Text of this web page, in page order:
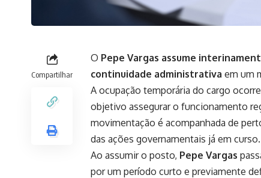
Compartilhar
O Pepe Vargas assume
continuidade administrativa em um
A ocupação temporária do cargo
objetivo assegurar o funcionamento
movimentação é acompanhada de
das ações governamentais já em curso.
Ao assumir o posto, Pepe Vargas
por um período curto e previamente